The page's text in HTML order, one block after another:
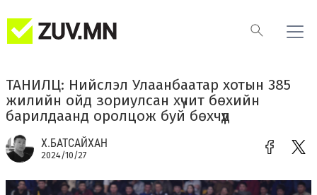
ТАНИЛЦ: Нийслэл Улаанбаатар хотын 385
жилийн ойд зориулсан хүчит бөхийн
барилдаанд оролцож буй бөхчүүд
Х.БАТСАЙХАН
2024/10/27